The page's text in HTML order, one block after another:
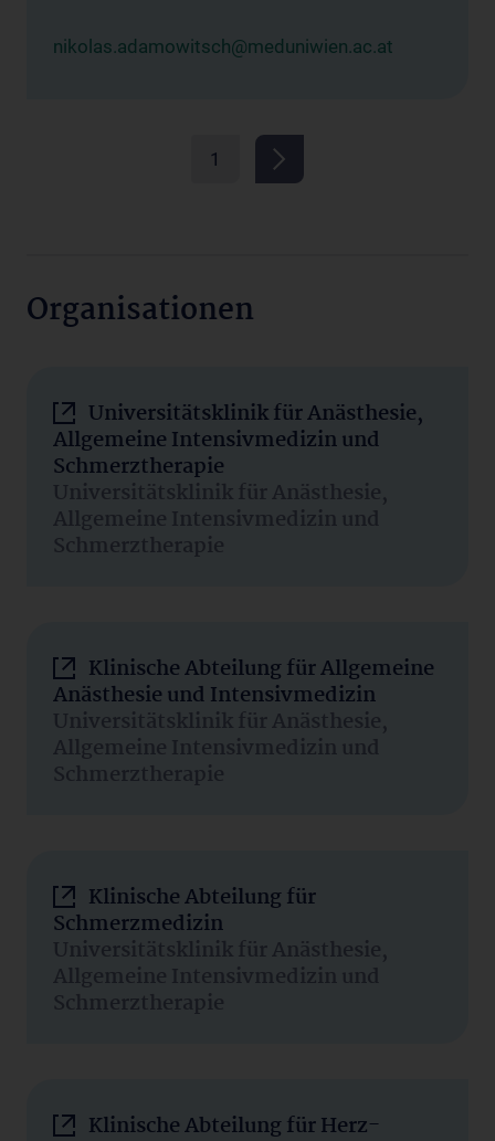
nikolas.adamowitsch@meduniwien.ac.at
1
Organisationen
Universitätsklinik für Anästhesie,
Allgemeine Intensivmedizin und
Schmerztherapie
Universitätsklinik für Anästhesie,
Allgemeine Intensivmedizin und
Schmerztherapie
Klinische Abteilung für Allgemeine
Anästhesie und Intensivmedizin
Universitätsklinik für Anästhesie,
Allgemeine Intensivmedizin und
Schmerztherapie
Klinische Abteilung für
Schmerzmedizin
Universitätsklinik für Anästhesie,
Allgemeine Intensivmedizin und
Schmerztherapie
Klinische Abteilung für Herz-